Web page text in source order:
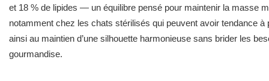
et 18 % de lipides — un équilibre pensé pour maintenir la masse
notamment chez les chats stérilisés qui peuvent avoir tendance
ainsi au maintien d’une silhouette harmonieuse sans brider les
gourmandise.